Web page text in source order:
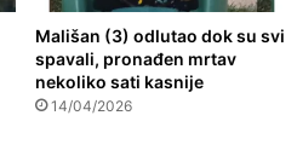
Mališan (3) odlutao dok su svi
spavali, pronađen mrtav
nekoliko sati kasnije
14/04/2026